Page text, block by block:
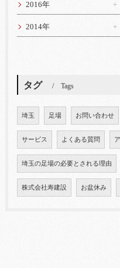
2016年
2014年
タグ Tags
埼玉 足場 お問い合わせ
サービス よくある質問
埼玉の足場の必要とされる理由
株式会社寿建設 お盆休み